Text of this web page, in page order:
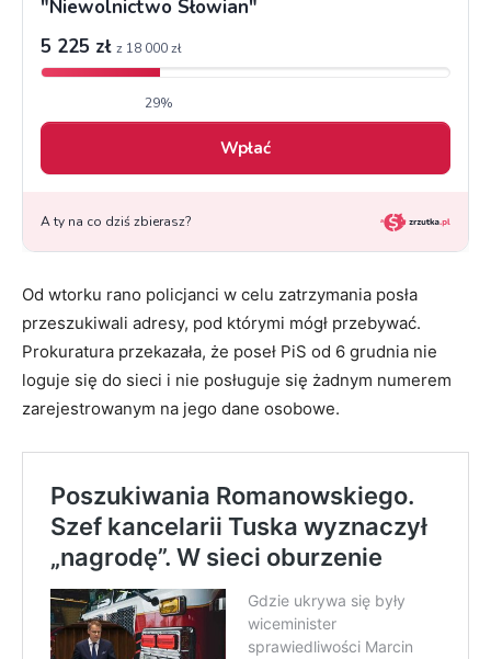
Od wtorku rano policjanci w celu zatrzymania posła
przeszukiwali adresy, pod którymi mógł przebywać.
Prokuratura przekazała, że poseł PiS od 6 grudnia nie
loguje się do sieci i nie posługuje się żadnym numerem
zarejestrowanym na jego dane osobowe.